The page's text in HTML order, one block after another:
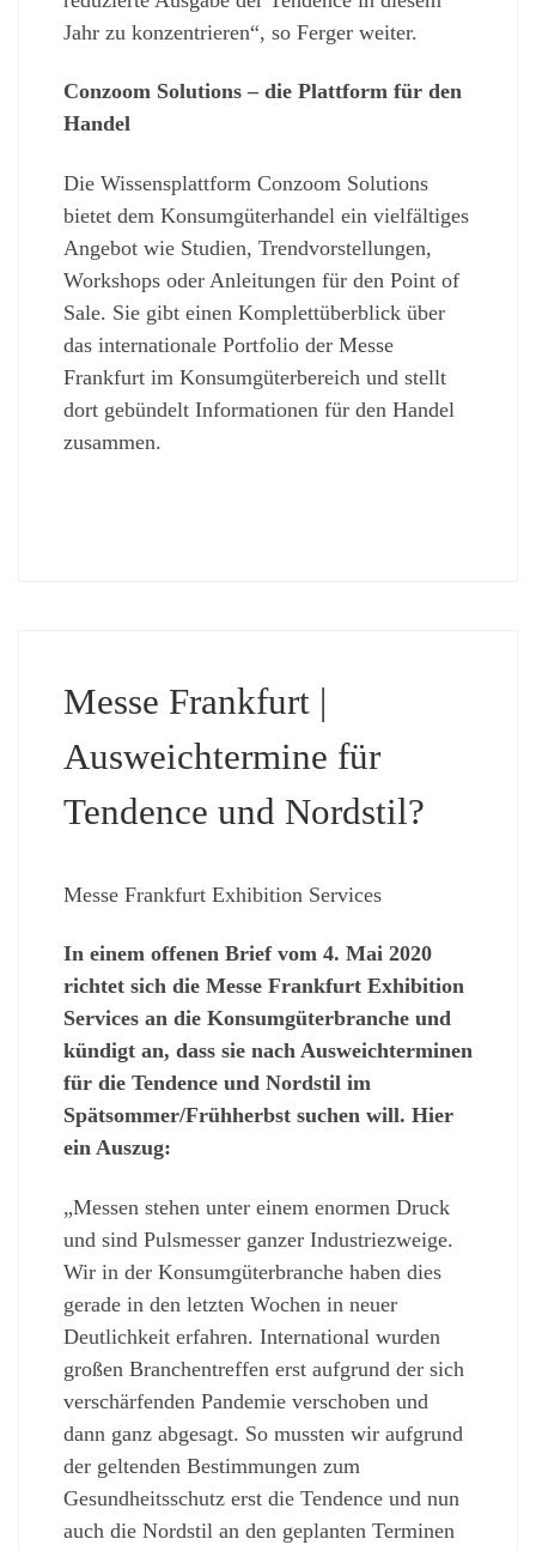
Jahr zu konzentrieren“, so Ferger weiter.
Conzoom Solutions – die Plattform für den
Handel
Die Wissensplattform Conzoom Solutions
bietet dem Konsumgüterhandel ein vielfältiges
Angebot wie Studien, Trendvorstellungen,
Workshops oder Anleitungen für den Point of
Sale. Sie gibt einen Komplettüberblick über
das internationale Portfolio der Messe
Frankfurt im Konsumgüterbereich und stellt
dort gebündelt Informationen für den Handel
zusammen.
Messe Frankfurt |
Ausweichtermine für
Tendence und Nordstil?
Messe Frankfurt Exhibition Services
In einem offenen Brief vom 4. Mai 2020
richtet sich die Messe Frankfurt Exhibition
Services an die Konsumgüterbranche und
kündigt an, dass sie nach Ausweichterminen
für die Tendence und Nordstil im
Spätsommer/Frühherbst suchen will. Hier
ein Auszug:
„Messen stehen unter einem enormen Druck
und sind Pulsmesser ganzer Industriezweige.
Wir in der Konsumgüterbranche haben dies
gerade in den letzten Wochen in neuer
Deutlichkeit erfahren. International wurden
großen Branchentreffen erst aufgrund der sich
verschärfenden Pandemie verschoben und
dann ganz abgesagt. So mussten wir aufgrund
der geltenden Bestimmungen zum
Gesundheitsschutz erst die Tendence und nun
auch die Nordstil an den geplanten Terminen